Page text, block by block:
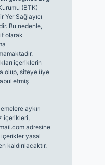
(BTK)
Yer Sağlayıcı
Bu nedenle,
olarak
içeriklerin
olup, siteye üye
etmiş
aykırı
içerikleri,
adresine
yasal
kaldırılacaktır.